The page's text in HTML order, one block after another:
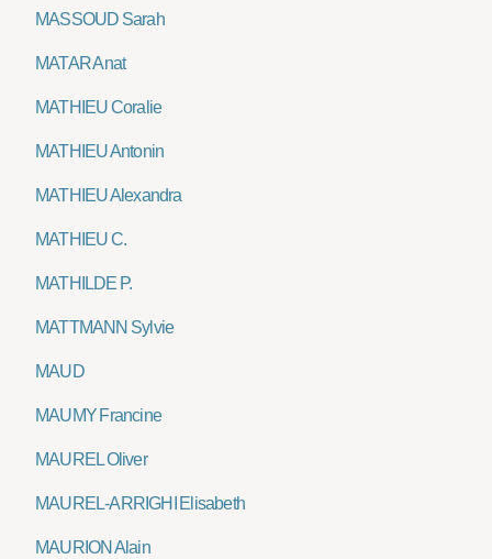
MASSOUD Sarah
MATAR Anat
MATHIEU Coralie
MATHIEU Antonin
MATHIEU Alexandra
MATHIEU C.
MATHILDE P.
MATTMANN Sylvie
MAUD
MAUMY Francine
MAUREL Oliver
MAUREL-ARRIGHI Elisabeth
MAURION Alain